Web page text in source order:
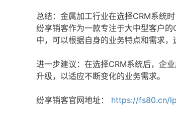
总结：金属加工行业在选择CRM系统
纷享销客作为一款专注于大中型客户
中，可以根据自身的业务特点和需求
进一步建议：在选择CRM系统后，企
升级，以适应不断变化的业务需求。
纷享销客官网地址： https://fs80.cn/